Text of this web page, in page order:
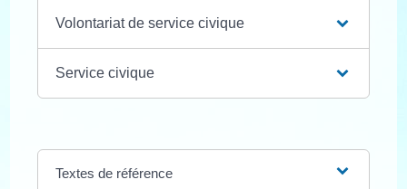
Volontariat de service civique
Service civique
Textes de référence